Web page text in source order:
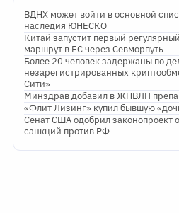
ВДНХ может войти в основной
наследия ЮНЕСКО
Китай запустит первый
маршрут в ЕС через Севморпуть
Более 20 человек задержаны по
незарегистрированных
Сити»
Минздрав добавил в ЖНВЛП
«Флит Лизинг» купил бывшую
Сенат США одобрил законопроект
санкций против РФ